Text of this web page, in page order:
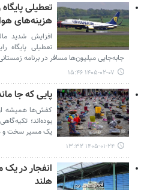
تعطیلی
هزینه‌های
افزایش شدید
تعطیلی پایگاه
جابه‌جایی میلیون‌ها مسافر در برنامه
۱۴۰۵-۰۲-۰۷ ۱۵:۴۶
پایی که جا
کفش‌ها همیشه
بوده‌اند؛
یک مسیر سخت و
۱۴۰۵-۰۱-۲۴ ۱۳:۳۲
انفجار در یک
هلند